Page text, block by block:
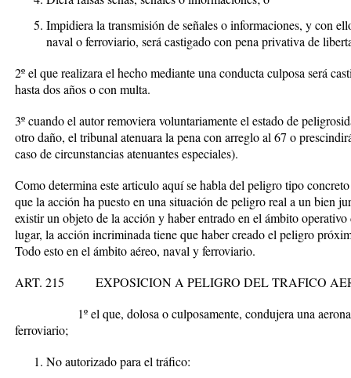
Impidiera la transmisión de señales o informaciones, y con
naval o ferroviario, será castigado con pena privativa de
2º el que realizara el hecho mediante una conducta culposa será
hasta dos años o con multa.
3º cuando el autor removiera voluntariamente el estado de
otro daño, el tribunal atenuara la pena con arreglo al 67 o
caso de circunstancias atenuantes especiales).
Como determina este articulo aquí se habla del peligro tipo
que la acción ha puesto en una situación de peligro real a un bien
existir un objeto de la acción y haber entrado en el ámbito
lugar, la acción incriminada tiene que haber creado el peligro
Todo esto en el ámbito aéreo, naval y ferroviario.
ART. 215 EXPOSICION A PELIGRO DEL TRAFICO
1º el que, dolosa o culposamente, condujera una
ferroviario;
No autorizado para el tráfico: